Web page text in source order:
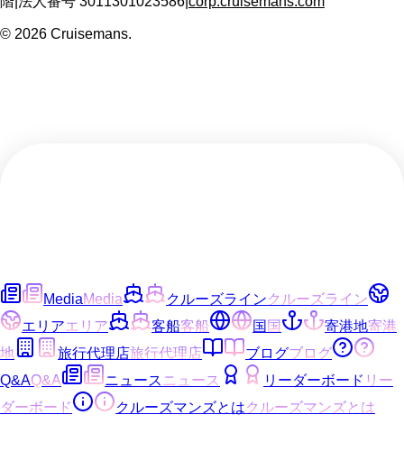
© 2026 Cruisemans.
MediaMedia クルーズラインクルーズライン
エリアエリア 客船客船 国国 寄港地寄港
地
旅行代理店旅行代理店 ブログブログ
Q&AQ&A ニュース ニュース リーダーボード リー
ダーボード
クルーズマンズとはクルーズマンズとは